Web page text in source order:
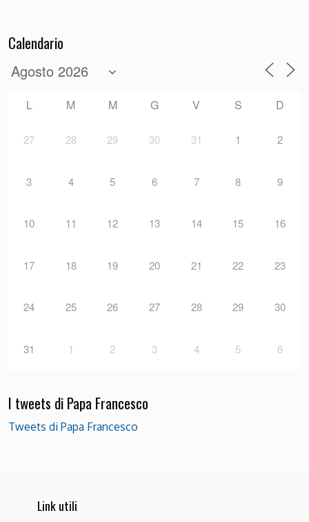
Calendario
L M M G V S D
27 28 29 30 31 1 2
3 4 5 6 7 8 9
10 11 12 13 14 15 16
17 18 19 20 21 22 23
24 25 26 27 28 29 30
31 1 2 3 4 5 6
I tweets di Papa Francesco
Tweets di Papa Francesco
Link utili